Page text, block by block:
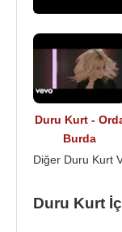
Duru Kurt -
Burda
Diğer Duru Kurt
Duru Kurt